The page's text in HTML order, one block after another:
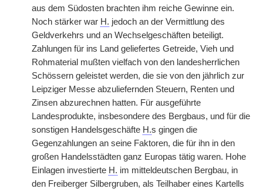
aus dem Südosten brachten ihm reiche Gewinne ein.
Noch stärker war H. jedoch an der Vermittlung des
Geldverkehrs und an Wechselgeschäften beteiligt.
Zahlungen für ins Land geliefertes Getreide, Vieh und
Rohmaterial mußten vielfach von den landesherrlichen
Schössern geleistet werden, die sie von den jährlich zur
Leipziger Messe abzuliefernden Steuern, Renten und
Zinsen abzurechnen hatten. Für ausgeführte
Landesprodukte, insbesondere des Bergbaus, und für die
sonstigen Handelsgeschäfte H.s gingen die
Gegenzahlungen an seine Faktoren, die für ihn in den
großen Handelsstädten ganz Europas tätig waren. Hohe
Einlagen investierte H. im mitteldeutschen Bergbau, in
den Freiberger Silbergruben, als Teilhaber eines Kartells